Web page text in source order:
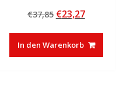
5.00
von 5
€37,85 Ursprünglicher
war:
€37,85
€23,27
ist:
€23,27.
In den Warenkorb